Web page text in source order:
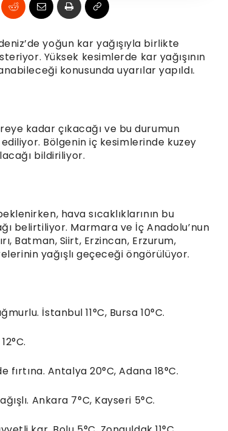
yoğun kar yağışıyla birlikte
Yüksek kesimlerde kar yağışının
konusunda uyarılar yapıldı.
kadar çıkacağı ve bu durumun
Bölgenin iç kesimlerinde kuzey
bildiriliyor.
hava sıcaklıklarının bu
belirtiliyor. Marmara ve İç Anadolu’nun
Batman, Siirt, Erzincan, Erzurum,
yağışlı geçeceği öngörülüyor.
İstanbul 11°C, Bursa 10°C.
Antalya 20°C, Adana 18°C.
Ankara 7°C, Kayseri 5°C.